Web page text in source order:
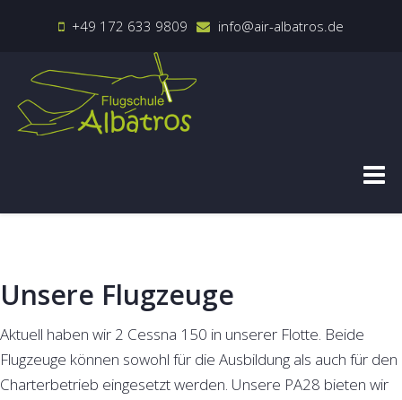
+49 172 633 9809 info@air-albatros.de
Unsere Flugzeuge
Aktuell haben wir 2 Cessna 150 in unserer Flotte. Beide
Flugzeuge können sowohl für die Ausbildung als auch für den
Charterbetrieb eingesetzt werden. Unsere PA28 bieten wir